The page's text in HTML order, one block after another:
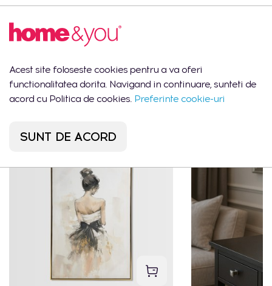
Descrierea produsului
Ar putea să îți placă
Acest site foloseste cookies pentru a va oferi
functionalitatea dorita. Navigand in continuare, sunteti de
acord cu Politica de cookies. Preferinte cookie-uri
SUNT DE ACORD